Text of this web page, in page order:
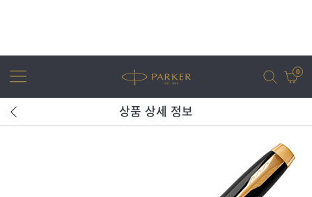
0
조터
상품 상세 정보